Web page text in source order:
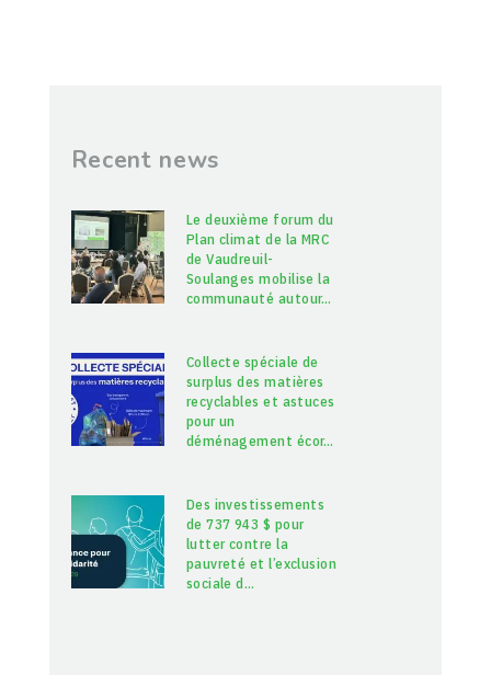
Recent news
Le deuxième forum du
Plan climat de la MRC
de Vaudreuil-
Soulanges mobilise la
communauté autour…
Collecte spéciale de
surplus des matières
recyclables et astuces
pour un
déménagement écor…
Des investissements
de 737 943 $ pour
lutter contre la
pauvreté et l’exclusion
sociale d…